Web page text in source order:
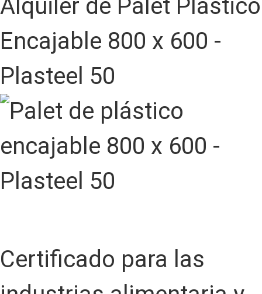
Alquiler de Palet Plástico
Encajable 800 x 600 -
Plasteel 50
Certificado para las